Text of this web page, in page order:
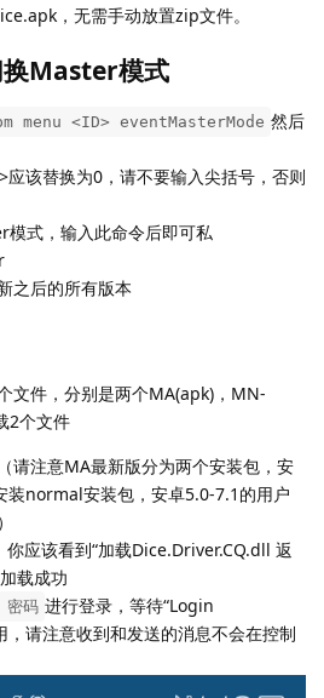
，无需手动放置zip文件。
换Master模式
menu <ID> eventMasterMode 然后
该替换为0，请不要输入尖括号，否则
式，输入此命令后即可私
之后的所有版本
文件，分别是两个MA(apk)，MN-
2个文件
请注意MA最新版分为两个安装包，安
装normal安装包，安卓5.0-7.1的用户
应该看到“加载Dice.Driver.CQ.dll 返
载成功
密码 进行登录，等待“Login
，请注意收到和发送的消息不会在控制